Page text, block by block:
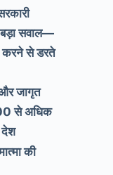
सवाल—
करने से डरते
और जागृत
से अधिक
देश
की